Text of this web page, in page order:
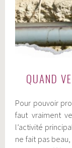
QUAND
Pour pouvoir
faut vraiment
l’activité
ne fait pas